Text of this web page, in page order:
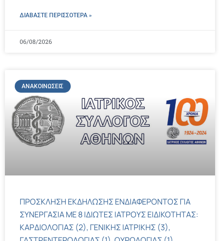
ΔΙΑΒΑΣΤΕ ΠΕΡΙΣΣΌΤΕΡΑ »
06/08/2026
ΑΝΑΚΟΙΝΏΣΕΙΣ
ΠΡΟΣΚΛΗΣΗ ΕΚΔΗΛΩΣΗΣ ΕΝΔΙΑΦΕΡΟΝΤΟΣ ΓΙΑ
ΣΥΝΕΡΓΑΣΙΑ ΜΕ 8 ΙΔΙΩΤΕΣ ΙΑΤΡΟΥΣ ΕΙΔΙΚΟΤΗΤΑΣ:
ΚΑΡΔΙΟΛΟΓΙΑΣ (2), ΓΕΝΙΚΗΣ ΙΑΤΡΙΚΗΣ (3),